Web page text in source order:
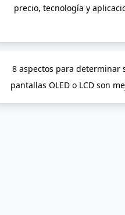
precio, tecnología y
8 aspectos para determinar
pantallas OLED o LCD son